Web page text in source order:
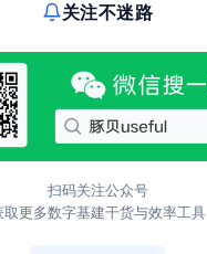
关注不迷路
扫码关注公众号
取更多数字基建干货与效率工具